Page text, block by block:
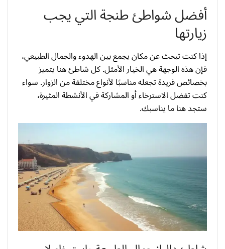
أفضل شواطئ طنجة التي يجب
زيارتها
إذا كنت تبحث عن مكان يجمع بين الهدوء والجمال الطبيعي،
فإن هذه الوجهة هي الخيار الأمثل. كل شاطئ هنا يتميز
بخصائص فريدة تجعله مناسبًا لأنواع مختلفة من الزوار. سواء
كنت تفضل الاسترخاء أو المشاركة في الأنشطة المثيرة،
ستجد هنا ما يناسبك.